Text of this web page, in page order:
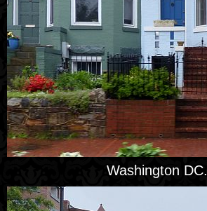
Washington DC.